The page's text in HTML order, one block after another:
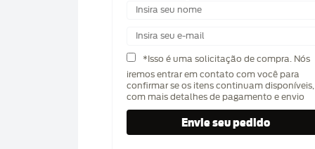
*Isso é uma solicitação de compra. Nós
iremos entrar em contato com você para
confirmar se os itens continuam disponíveis,
com mais detalhes de pagamento e envio